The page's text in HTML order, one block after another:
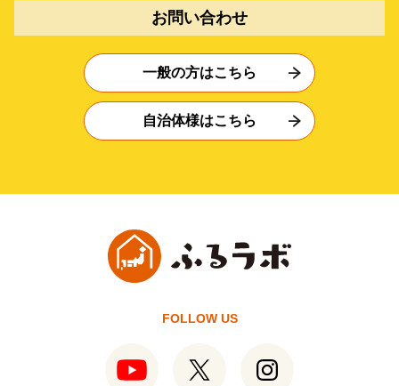
お問い合わせ
一般の方はこちら
自治体様はこちら
FOLLOW US